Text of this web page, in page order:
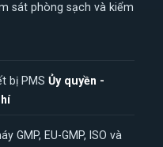
sát phòng sạch và kiểm
bị PMS Ủy quyền -
GMP, EU-GMP, ISO và